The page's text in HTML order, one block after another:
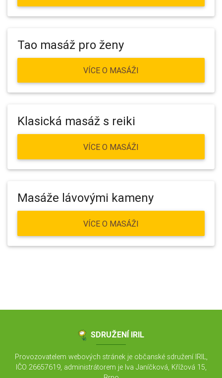
Tao masáž pro ženy
VÍCE O MASÁŽI
Klasická masáž s reiki
VÍCE O MASÁŽI
Masáže lávovými kameny
VÍCE O MASÁŽI
SDRUŽENÍ IRIL
Provozovatelem webových stránek je občanské sdružení IRIL,
IČO 26657619, administrátorem je Iva Janíčková, Křížová 15,